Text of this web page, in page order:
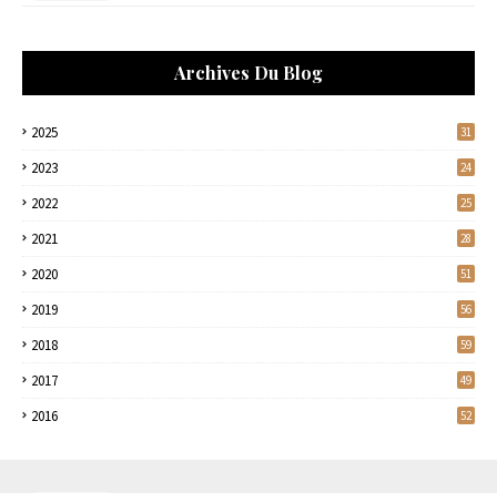
Archives Du Blog
2025 31
2023 24
2022 25
2021 28
2020 51
2019 56
2018 59
2017 49
2016 52